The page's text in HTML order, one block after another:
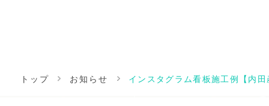
トップ お知らせ インスタグラム看板施工例【内